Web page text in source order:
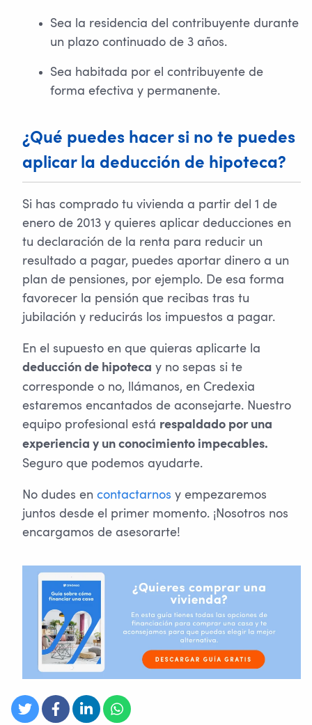
Sea la residencia del contribuyente durante
un plazo continuado de 3 años.
Sea habitada por el contribuyente de
forma efectiva y permanente.
¿Qué puedes hacer si no te puedes
aplicar la deducción de hipoteca?
Si has comprado tu vivienda a partir del 1 de
enero de 2013 y quieres aplicar deducciones en
tu declaración de la renta para reducir un
resultado a pagar, puedes aportar dinero a un
plan de pensiones, por ejemplo. De esa forma
favorecer la pensión que recibas tras tu
jubilación y reducirás los impuestos a pagar.
En el supuesto en que quieras aplicarte la
deducción de hipoteca y no sepas si te
corresponde o no, llámanos, en Credexia
estaremos encantados de aconsejarte. Nuestro
equipo profesional está respaldado por una
experiencia y un conocimiento impecables.
Seguro que podemos ayudarte.
No dudes en contactarnos y empezaremos
juntos desde el primer momento. ¡Nosotros nos
encargamos de asesorarte!